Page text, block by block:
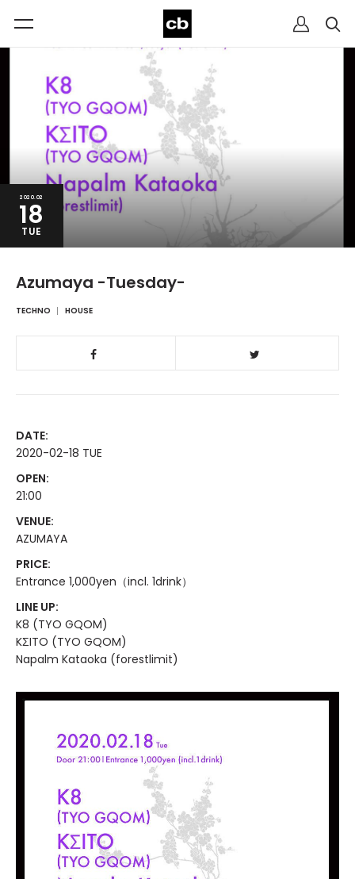
2020.02
18
TUE
Azumaya -Tuesday-
TECHNO HOUSE
DATE:
2020-02-18 TUE
OPEN:
21:00
VENUE:
AZUMAYA
PRICE:
Entrance 1,000yen（incl. 1drink）
LINE UP:
K8 (TYO GQOM)
KΣITO (TYO GQOM)
Napalm Kataoka (forestlimit)